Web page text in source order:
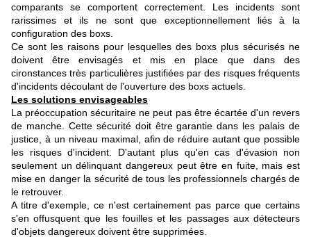
comparants se comportent correctement. Les incidents sont
rarissimes et ils ne sont que exceptionnellement liés à la
configuration des boxs.
Ce sont les raisons pour lesquelles des boxs plus sécurisés ne
doivent être envisagés et mis en place que dans des
cironstances très particulières justifiées par des risques fréquents
d'incidents découlant de l'ouverture des boxs actuels.
Les solutions envisageables
La préoccupation sécuritaire ne peut pas être écartée d'un revers
de manche. Cette sécurité doit être garantie dans les palais de
justice, à un niveau maximal, afin de réduire autant que possible
les risques d'incident. D'autant plus qu'en cas d'évasion non
seulement un délinquant dangereux peut être en fuite, mais est
mise en danger la sécurité de tous les professionnels chargés de
le retrouver.
A titre d'exemple, ce n'est certainement pas parce que certains
s'en offusquent que les fouilles et les passages aux détecteurs
d'objets dangereux doivent être supprimées.